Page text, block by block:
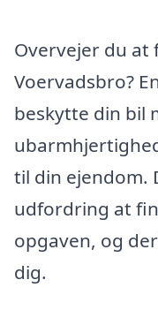
Overvejer du at
Voervadsbro?
beskytte din bil
til din ejendom.
udfordring at
opgaven, og
dig.